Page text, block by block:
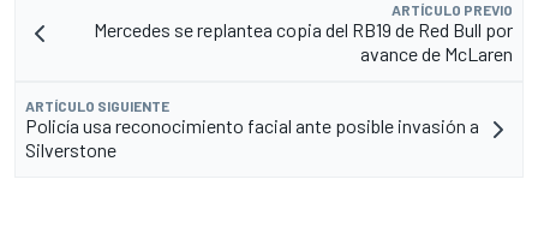
ARTÍCULO PREVIO
Mercedes se replantea copia del RB19 de Red Bull por
avance de McLaren
ARTÍCULO SIGUIENTE
Policía usa reconocimiento facial ante posible invasión a
Silverstone